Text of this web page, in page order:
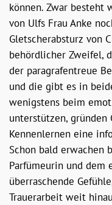
können. Zwar besteht
von Ulfs Frau Anke
Gletscherabsturz von
behördlicher Zweifel,
der paragrafentreue
und die gibt es in
wenigstens beim
unterstützen,
Kennenlernen eine
Schon bald erwachen
Parfümeurin und dem
überraschende
Trauerarbeit weit